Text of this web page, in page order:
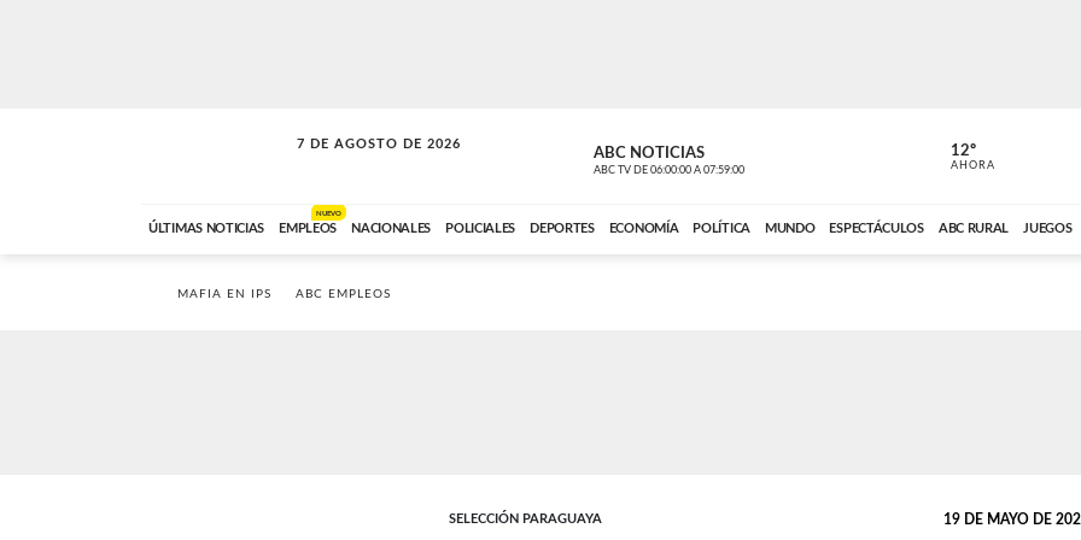
7 DE AGOSTO DE 2026
LA INCONDICIONAL ABC NOTICIAS
ABC TV DE 06:00:00 A 07:59:00 ABC CARDINAL
12º
AHORA
ÚLTIMAS NOTICIAS EMPLEOS
NUEVO
NACIONALES POLICIALES DEPORTES ECONOMÍA POLÍTICA MUNDO ESPECTÁCULOS ABC RURAL JUEGOS
MAFIA EN IPS ABC EMPLEOS
SELECCIÓN PARAGUAYA 19 DE MAYO DE